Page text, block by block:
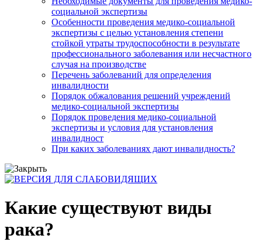
социальной экспертизы
Особенности проведения медико-социальной
экспертизы с целью установления степени
стойкой утраты трудоспособности в результате
профессионального заболевания или несчастного
случая на производстве
Перечень заболеваний для определения
инвалидности
Порядок обжалования решений учреждений
медико-социальной экспертизы
Порядок проведения медико-социальной
экспертизы и условия для установления
инвалидност
При каких заболеваниях дают инвалидность?
Какие существуют виды
рака?